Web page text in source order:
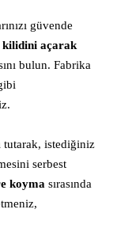
güvende
kilidini açarak
bulun. Fabrika
tutarak, istediğiniz
serbest
koyma sırasında